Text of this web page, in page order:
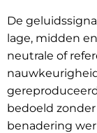
De
lage, midden
neutrale of
bedoeld
benadering